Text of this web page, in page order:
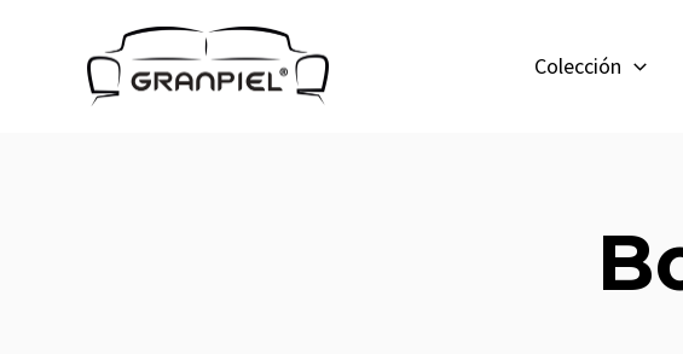
contenido
Colección